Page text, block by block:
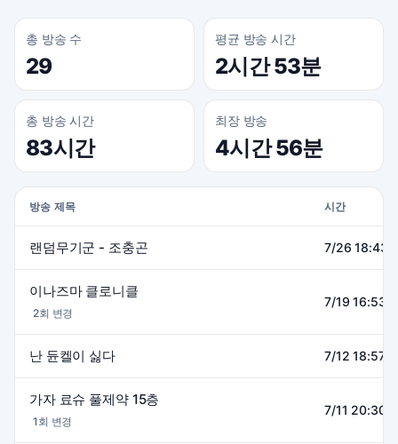
총 방송 수
29
평균 방송 시간
2시간 53분
총 방송 시간
83시간
최장 방송
4시간 56분
방송 제목 시간
랜덤무기군 - 조충곤 7/26
이나즈마 클로니클
2회 변경
7/19
난 듄켈이 싫다 7/12
가자 료슈 풀제약 15층
1회 변경
7/11